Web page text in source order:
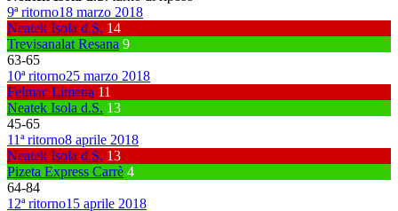
9ª ritorno18 marzo 2018
Neatek Isola d.S. 14
Trevisanalat Resana 9
63-65
10ª ritorno25 marzo 2018
Felmac Limena 11
Neatek Isola d.S. 13
45-65
11ª ritorno8 aprile 2018
Neatek Isola d.S. 13
Pizeta Express Carrè 4
64-84
12ª ritorno15 aprile 2018